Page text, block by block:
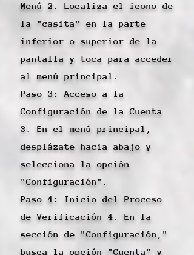
Menú 2. Localiza el icono de
la "casita" en la parte
inferior o superior de la
pantalla y toca para acceder
al menú principal.
Paso 3: Acceso a la
Configuración de la Cuenta
3. En el menú principal,
desplázate hacia abajo y
selecciona la opción
"Configuración".
Paso 4: Inicio del Proceso
de Verificación 4. En la
sección de "Configuración,"
busca la opción "Cuenta" y